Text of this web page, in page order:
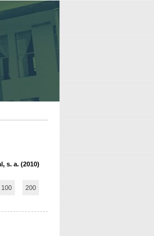
s. a. (2010)
100 200